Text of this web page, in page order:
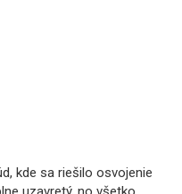
kde sa riešilo osvojenie